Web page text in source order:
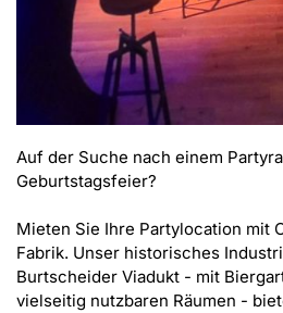
Auf der Suche nach einem
Geburtstagsfeier?
Mieten Sie Ihre Partylocation mit
Fabrik. Unser historisches
Burtscheider Viadukt - mit
vielseitig nutzbaren Räumen -